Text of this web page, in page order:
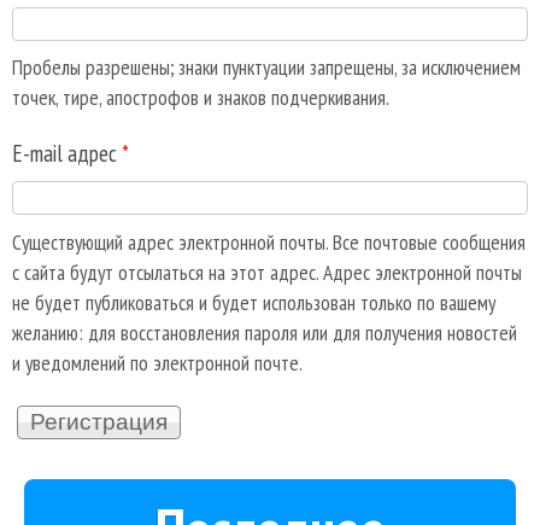
Пробелы разрешены; знаки пунктуации запрещены, за исключением
точек, тире, апострофов и знаков подчеркивания.
E-mail адрес *
Существующий адрес электронной почты. Все почтовые сообщения
с сайта будут отсылаться на этот адрес. Адрес электронной почты
не будет публиковаться и будет использован только по вашему
желанию: для восстановления пароля или для получения новостей
и уведомлений по электронной почте.